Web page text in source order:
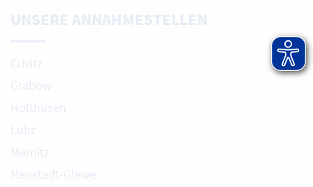
UNSERE ANNAHMESTELLEN
Crivitz
Grabow
Holthusen
Lübz
Marnitz
Neustadt-Glewe